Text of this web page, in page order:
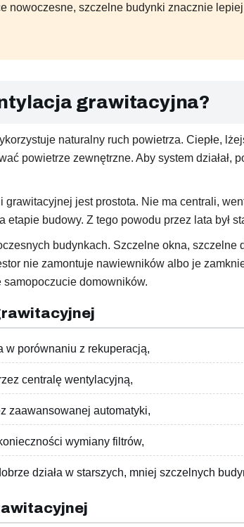
nowoczesne, szczelne budynki znacznie
grawitacyjna?
naturalny ruch powietrza. Ciepłe,
powietrze zewnętrzne. Aby system
jest prostota. Nie ma centrali,
etapie budowy. Z tego powodu przez lata był
budynkach. Szczelne okna,
nie zamontuje nawiewników albo je
domowników.
w porównaniu z rekuperacją,
centralę wentylacyjną,
zaawansowanej automatyki,
wymiany filtrów,
działa w starszych, mniej szczelnych